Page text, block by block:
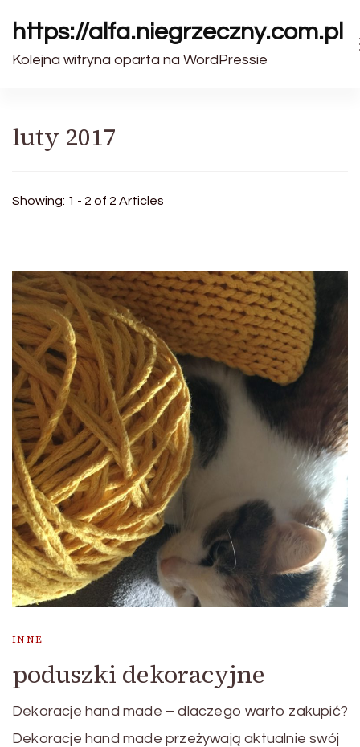
https://alfa.niegrzeczny.com.pl
Kolejna witryna oparta na WordPressie
luty 2017
Showing: 1 - 2 of 2 Articles
INNE
poduszki dekoracyjne
Dekoracje hand made – dlaczego warto zakupić?
Dekoracje hand made przeżywają aktualnie swój